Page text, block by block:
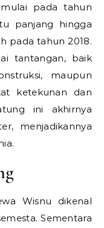
pada tahun
panjang hingga
pada tahun 2018.
tantangan, baik
maupun
ketekunan dan
ini akhirnya
menjadikannya
Wisnu dikenal
Sementara